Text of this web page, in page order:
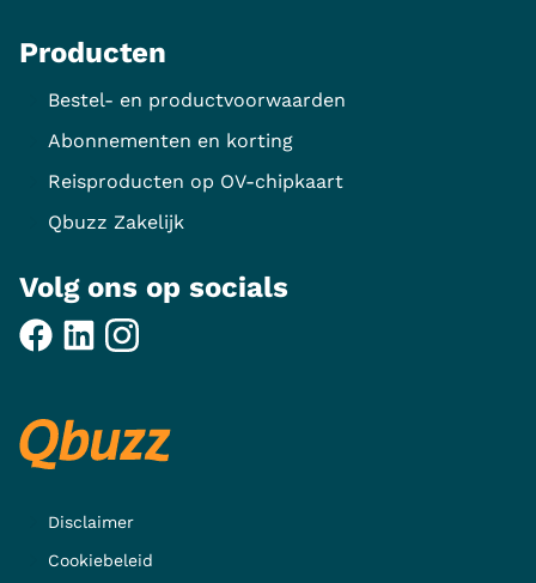
Producten
Bestel- en productvoorwaarden
Abonnementen en korting
Reisproducten op OV-chipkaart
Qbuzz Zakelijk
Volg ons op socials
Disclaimer
Cookiebeleid